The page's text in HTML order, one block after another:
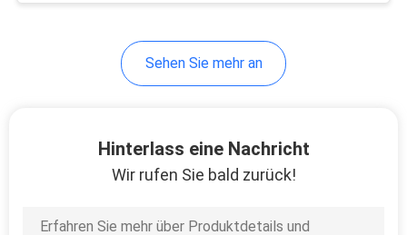
Schließfach
Sehen Sie mehr an
Hinterlass eine Nachricht
Wir rufen Sie bald zurück!